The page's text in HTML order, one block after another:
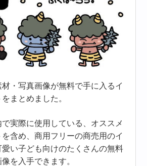
・写真画像が無料で手に入るイ
まとめました。
実際に使用している、オススメ
含め、商用フリーの商売用のイ
い子ども向けのたくさんの無料
を入手できます。